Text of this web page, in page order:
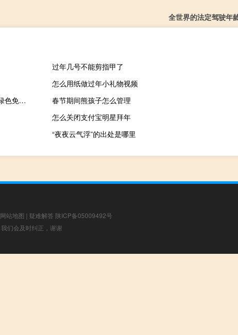
全世界的法定驾驶年
过年几号不能剪指甲了
怎么用纸做过年小礼物视频
逆战防封几率工具 V1.0 绿色免费版（逆战防封几率工具 V1.0 绿色免费版功能简介）
春节期间熊孩子怎么管理
怎么关闭支付宝明星拜年
“夜夜云气浮”的出处是哪里
网站地图 | 疑难解答 陕ICP备05009492号
们会及时纠正，谢谢